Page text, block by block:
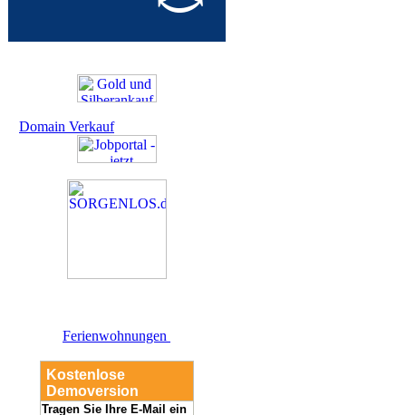
Domain Verkauf
Ferienwohnungen
Kostenlose
Demoversion
Tragen Sie Ihre E-Mail ein